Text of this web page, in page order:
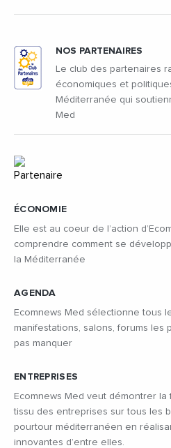
ÉCONOMIE
Elle est au coeur de l’action
comprendre comment se
la Méditerranée
AGENDA
Ecomnews Med sélectionne tous
manifestations, salons, forums les
pas manquer
ENTREPRISES
Ecomnews Med veut démontrer
tissu des entreprises sur tous les
pourtour méditerranéen en
innovantes d’entre elles.
NOS PARTENAIRES
Le club des partenaires
économiques et
Méditerranée qui
Med